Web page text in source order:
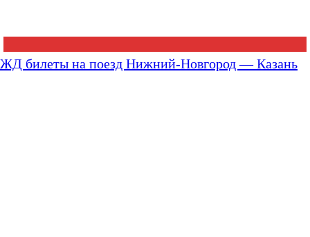
ЖД билеты на поезд Нижний-Новгород — Казань